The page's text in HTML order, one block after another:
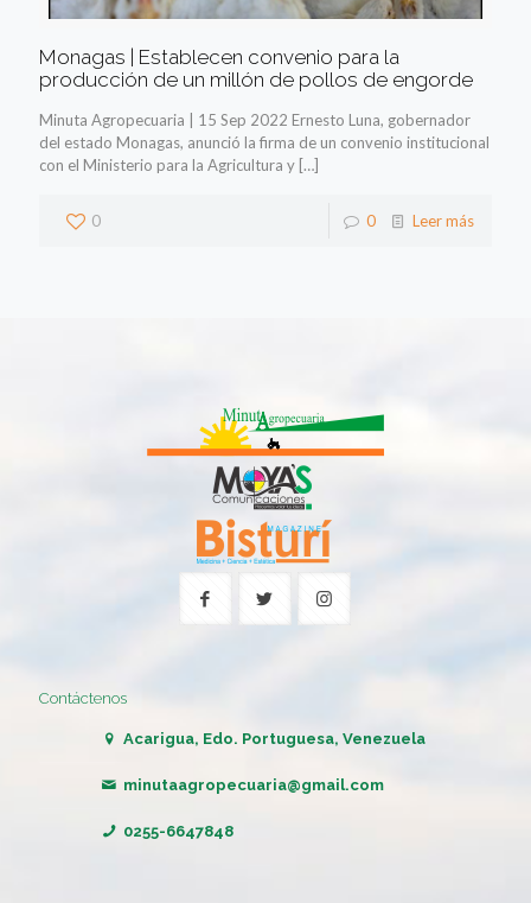
Monagas | Establecen convenio para la
producción de un millón de pollos de engorde
Minuta Agropecuaria | 15 Sep 2022 Ernesto Luna, gobernador
del estado Monagas, anunció la firma de un convenio institucional
con el Ministerio para la Agricultura y […]
0 0 Leer más
Contáctenos
Acarigua, Edo. Portuguesa, Venezuela
minutaagropecuaria@gmail.com
0255-6647848